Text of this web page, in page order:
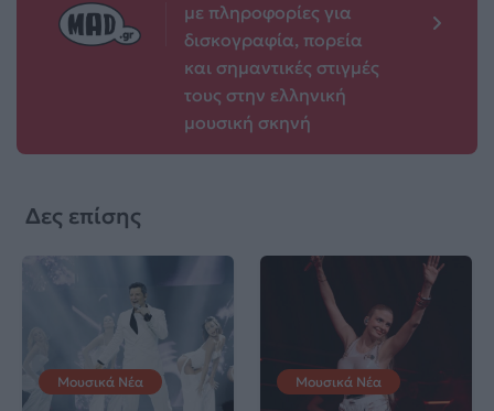
με πληροφορίες για
δισκογραφία, πορεία
και σημαντικές στιγμές
τους στην ελληνική
μουσική σκηνή
Δες επίσης
Μουσικά Νέα Μουσικά Νέα